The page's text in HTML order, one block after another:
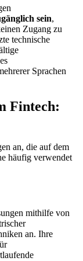
sein,
Zugang zu
technische
Sprachen
Fintech:
an, die auf dem
häufig verwendet
mithilfe von
an. Ihre